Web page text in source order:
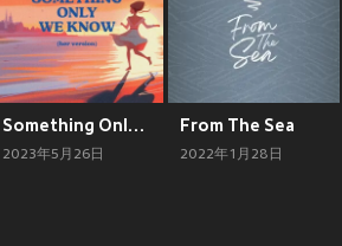
Something Only We Know (Her Version)
2023年5月26日
From The Sea
2022年1月28日